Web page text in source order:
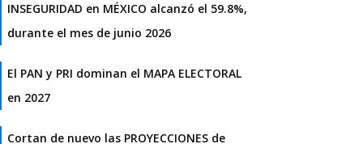
INSEGURIDAD en MÉXICO alcanzó el 59.8%,
durante el mes de junio 2026
El PAN y PRI dominan el MAPA ELECTORAL
en 2027
Cortan de nuevo las PROYECCIONES de